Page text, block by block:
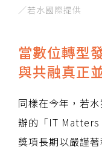
／若水國際提供
當數位轉型
與共融真正
同樣在今年，若
辦的「IT Matters
獎項長期以嚴謹